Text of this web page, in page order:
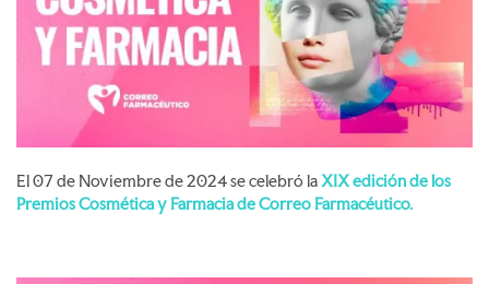
El 07 de Noviembre de 2024 se celebró laXIX edición de los
Premios Cosmética y Farmacia de Correo Farmacéutico.